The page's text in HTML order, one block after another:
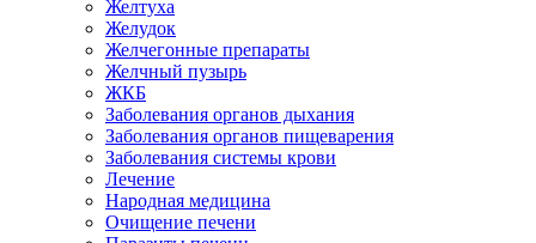
Желтуха
Желудок
Желчегонные препараты
Желчный пузырь
ЖКБ
Заболевания органов дыхания
Заболевания органов пищеварения
Заболевания системы крови
Лечение
Народная медицина
Очищение печени